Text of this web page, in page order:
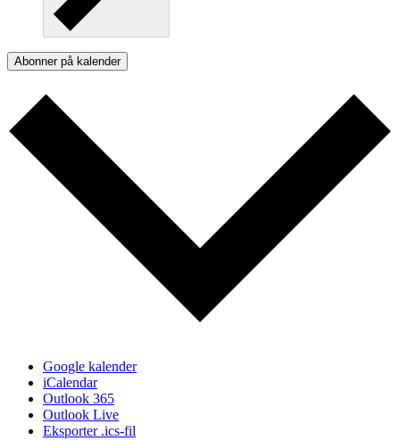
Abonner på kalender
Google kalender
iCalendar
Outlook 365
Outlook Live
Eksporter .ics-fil